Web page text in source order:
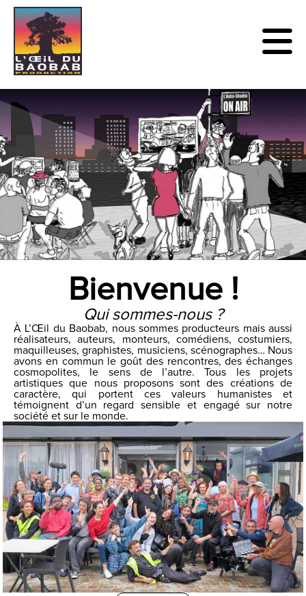
Bienvenue !
Qui sommes-nous ?
À L’Œil du Baobab, nous sommes producteurs mais aussi
réalisateurs, auteurs, monteurs, comédiens, costumiers,
maquilleuses, graphistes, musiciens, scénographes… Nous
avons en commun le goût des rencontres, des échanges
cosmopolites, le sens de l’autre. Tous les projets
artistiques que nous proposons sont des créations de
caractère, qui portent ces valeurs humanistes et
témoignent d’un regard sensible et engagé sur notre
société et sur le monde.